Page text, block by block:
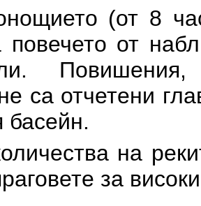
(от 8
повечето от
са отчетени
басейн.
на
за